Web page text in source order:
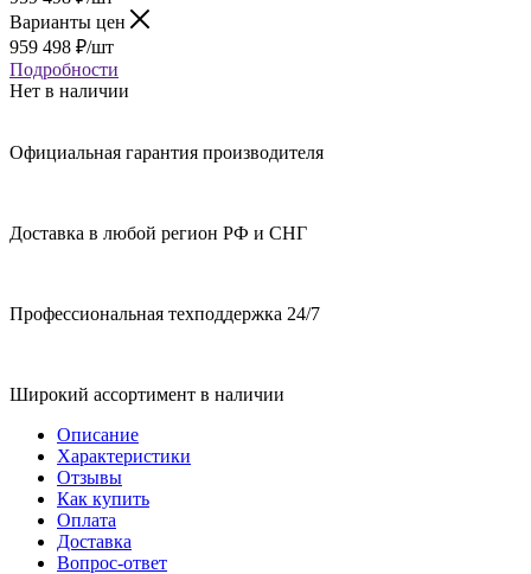
Варианты цен
959 498 ₽/шт
Подробности
Нет в наличии
Официальная гарантия производителя
Доставка в любой регион РФ и СНГ
Профессиональная техподдержка 24/7
Широкий ассортимент в наличии
Описание
Характеристики
Отзывы
Как купить
Оплата
Доставка
Вопрос-ответ